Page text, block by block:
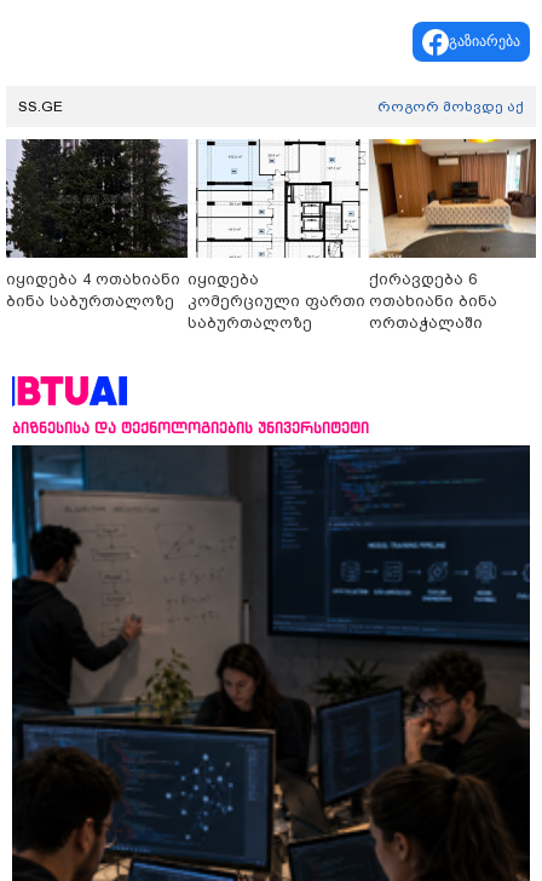
გაზიარება
SS.GE როგორ მოხვდე აქ
იყიდება 4 ოთახიანი
ბინა საბურთალოზე
იყიდება
კომერციული ფართი
საბურთალოზე
ქირავდება 6
ოთახიანი ბინა
ორთაჭალაში
ბიზნესისა და ტექნოლოგიების უნივერსიტეტი